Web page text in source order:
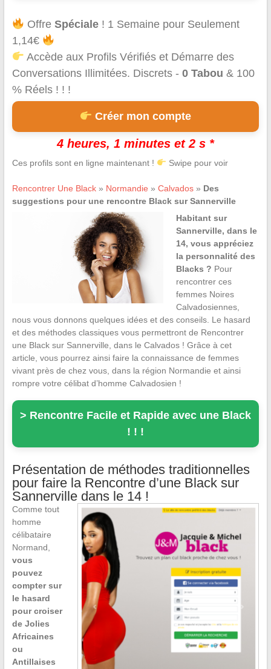
OffreSpéciale ! 1 Semaine pour Seulement
1,14€
Accède aux Profils Vérifiés et Démarre des
Conversations Illimitées. Discrets - 0 Tabou & 100
% Réels ! ! !
Créer mon compte
4 heures, 1 minutes et 2 s *
Ces profils sont en ligne maintenant ! Swipe pour voir
Rencontrer Une Black» Normandie » Calvados» Des
suggestions pour une rencontre Black sur Sannerville
Habitant sur
Sannerville, dans le
14, vous appréciez
la personnalité des
Blacks ? Pour
rencontrer ces
femmes Noires
Calvadosiennes,
nous vous donnons quelques idées et des conseils. Le hasard
et des méthodes classiques vous permettront de Rencontrer
une Black sur Sannerville, dans le Calvados ! Grâce à cet
article, vous pourrez ainsi faire la connaissance de femmes
vivant près de chez vous, dans la région Normandie et ainsi
rompre votre célibat d’homme Calvadosien !
> Rencontre Facile et Rapide avec une Black
! ! !
Présentation de méthodes traditionnelles
pour faire la Rencontre d’une Black sur
Sannerville dans le 14 !
Comme tout
homme
célibataire
Normand,
vous
pouvez
compter sur
le hasard
pour croiser
de Jolies
Africaines
ou
Antillaises